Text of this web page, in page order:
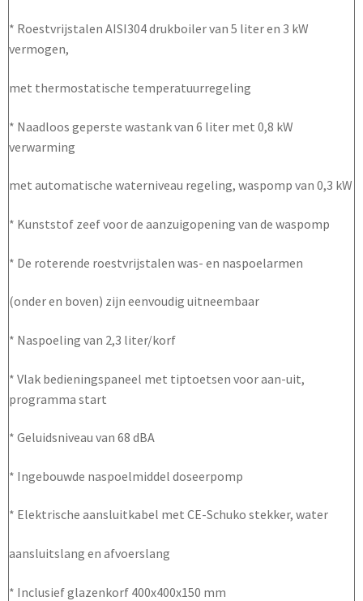
* Roestvrijstalen AISI304 drukboiler van 5 liter en 3 kW
vermogen,
met thermostatische temperatuurregeling
* Naadloos geperste wastank van 6 liter met 0,8 kW
verwarming
met automatische waterniveau regeling, waspomp van 0,3 kW
* Kunststof zeef voor de aanzuigopening van de waspomp
* De roterende roestvrijstalen was- en naspoelarmen
(onder en boven) zijn eenvoudig uitneembaar
* Naspoeling van 2,3 liter/korf
* Vlak bedieningspaneel met tiptoetsen voor aan-uit,
programma start
* Geluidsniveau van 68 dBA
* Ingebouwde naspoelmiddel doseerpomp
* Elektrische aansluitkabel met CE-Schuko stekker, water
aansluitslang en afvoerslang
* Inclusief glazenkorf 400x400x150 mm